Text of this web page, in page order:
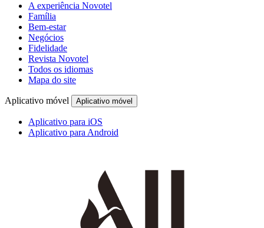
A experiência Novotel
Família
Bem-estar
Negócios
Fidelidade
Revista Novotel
Todos os idiomas
Mapa do site
Aplicativo móvel Aplicativo móvel
Aplicativo para iOS
Aplicativo para Android